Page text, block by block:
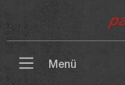
Menü